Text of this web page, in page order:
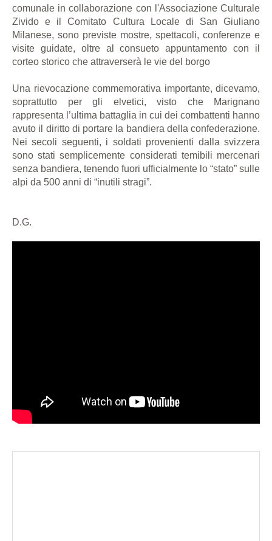
comunale in collaborazione con l'Associazione Culturale
Zivido e il Comitato Cultura Locale di San Giuliano
Milanese, sono previste mostre, spettacoli, conferenze e
visite guidate, oltre al consueto appuntamento con il
corteo storico che attraverserà le vie del borgo
Una rievocazione commemorativa importante, dicevamo,
soprattutto per gli elvetici, visto che Marignano
rappresenta l’ultima battaglia in cui dei combattenti hanno
avuto il diritto di portare la bandiera della confederazione.
Nei secoli seguenti, i soldati provenienti dalla svizzera
sono stati semplicemente considerati temibili mercenari
senza bandiera, tenendo fuori ufficialmente lo “stato” sulle
alpi da 500 anni di “inutili stragi”.
D.G.